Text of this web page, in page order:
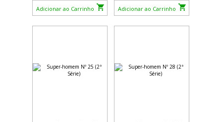
Adicionar ao Carrinho Adicionar ao Carrinho